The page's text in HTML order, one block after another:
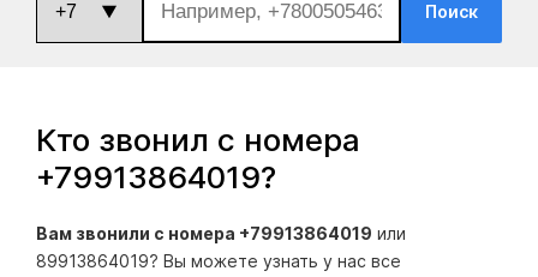
Поиск
Кто звонил с номера
+79913864019?
Вам звонили с номера +79913864019 или
89913864019? Вы можете узнать у нас все